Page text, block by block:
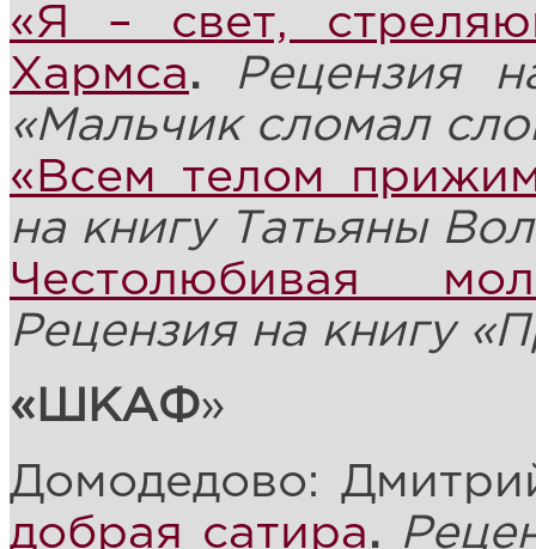
«Я – свет,
Хармса. Рецензия
«Мальчик сломал
«Всем телом
на книгу Татьяны
Честолюбивая
Рецензия на книгу
«ШКАФ»
Домодедово:
добрая сатира.